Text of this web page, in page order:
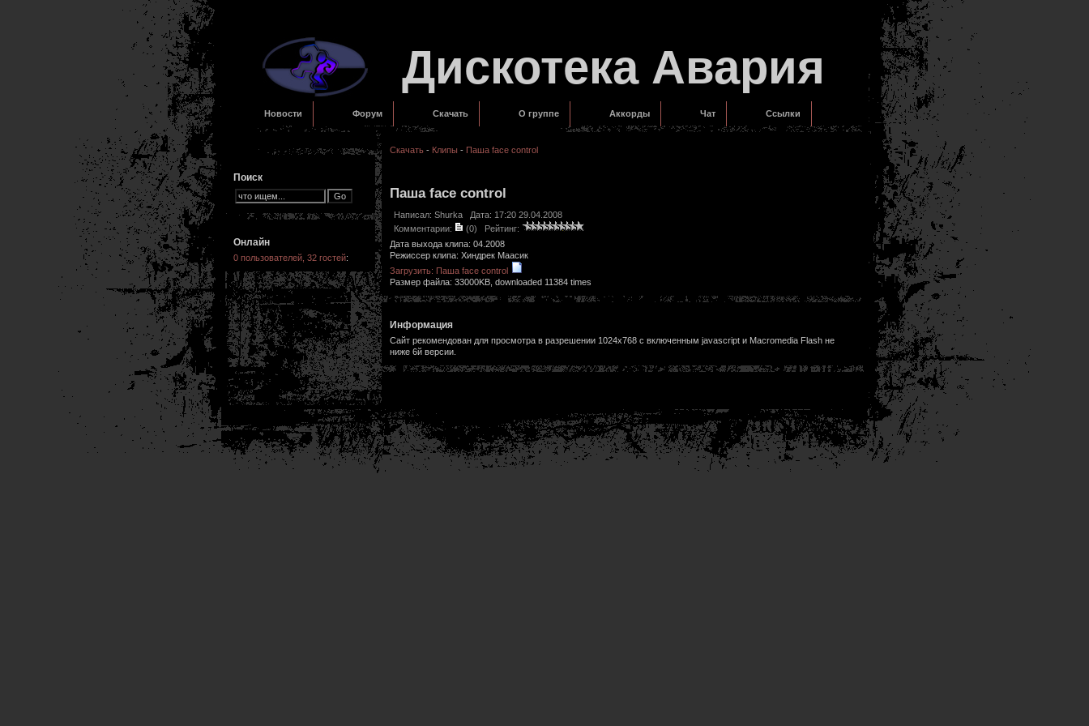
Дискотека Авария
Новости Форум Скачать О группе Аккорды Чат Ссылки
Поиск
Онлайн
0 пользователей, 32 гостей:
Скачать- Клипы - Паша face control
Паша face control
Написал: ShurkaДата: 17:20 29.04.2008
Комментарии:
(0) Рейтинг:
Дата выхода клипа: 04.2008
Режиссер клипа: Хиндрек Маасик
Загрузить: Паша face control
Размер файла: 33000KB, downloaded 11384 times
Информация
Сайт рекомендован для просмотра в разрешении 1024х768 с включенным javascript и Macromedia Flash не
ниже 6й версии.